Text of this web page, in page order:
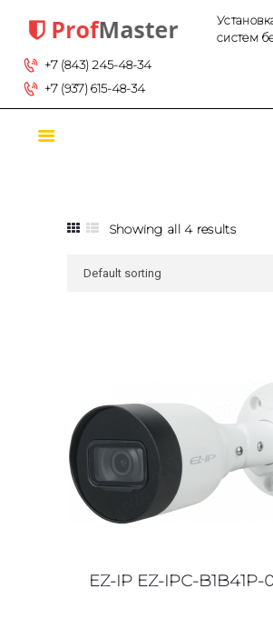
систем
+7 (843) 245-48-34
+7 (937) 615-48-34
ГЛАВНАЯ
О КОМПАНИИ
Showing all 4 results
EZ-IP EZ-IPC-B1B41P-